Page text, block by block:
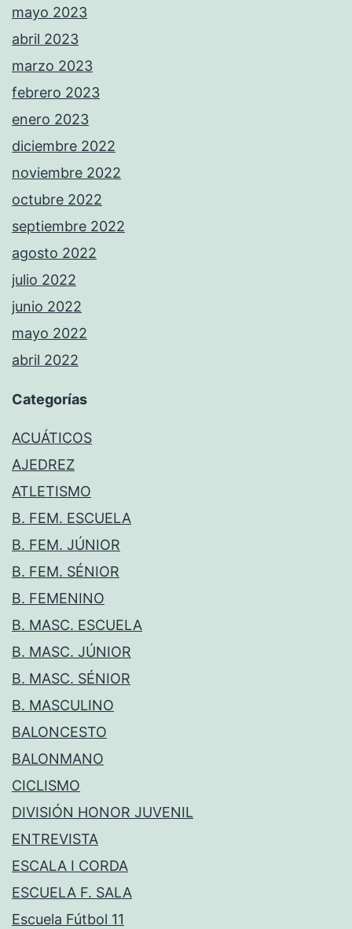
mayo 2023
abril 2023
marzo 2023
febrero 2023
enero 2023
diciembre 2022
noviembre 2022
octubre 2022
septiembre 2022
agosto 2022
julio 2022
junio 2022
mayo 2022
abril 2022
Categorías
ACUÁTICOS
AJEDREZ
ATLETISMO
B. FEM. ESCUELA
B. FEM. JÚNIOR
B. FEM. SÉNIOR
B. FEMENINO
B. MASC. ESCUELA
B. MASC. JÚNIOR
B. MASC. SÉNIOR
B. MASCULINO
BALONCESTO
BALONMANO
CICLISMO
DIVISIÓN HONOR JUVENIL
ENTREVISTA
ESCALA I CORDA
ESCUELA F. SALA
Escuela Fútbol 11